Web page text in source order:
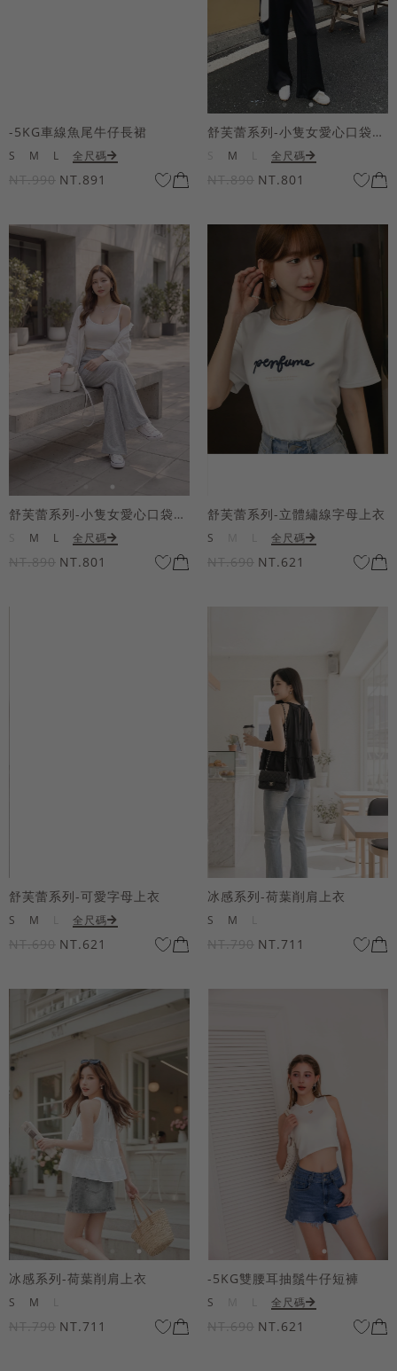
-5KG車線魚尾牛仔長裙
S M L 全尺碼
NT.990 NT.891
舒芙蕾系列-小隻女愛心口袋寬褲
M 全尺碼
NT.890 NT.801
舒芙蕾系列-小隻女愛心口袋寬褲
M L 全尺碼
NT.890 NT.801
舒芙蕾系列-立體繡線字母上衣
S 全尺碼
NT.690 NT.621
舒芙蕾系列-可愛字母上衣
S M 全尺碼
NT.690 NT.621
冰感系列-荷葉削肩上衣
S M
NT.790 NT.711
冰感系列-荷葉削肩上衣
S M
NT.790 NT.711
-5KG雙腰耳抽鬚牛仔短褲
S 全尺碼
NT.690 NT.621